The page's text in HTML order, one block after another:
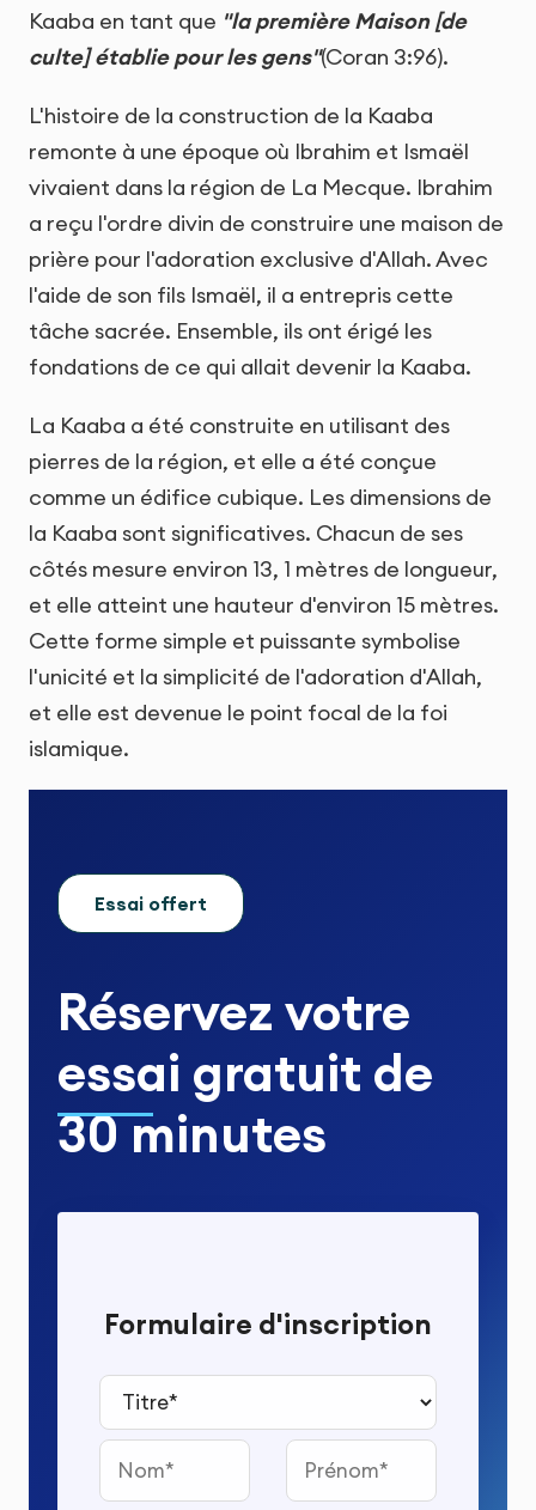
Kaaba en tant que "la première Maison [de
culte] établie pour les gens"(Coran 3:96).
L'histoire de la construction de la Kaaba
remonte à une époque où Ibrahim et Ismaël
vivaient dans la région de La Mecque. Ibrahim
a reçu l'ordre divin de construire une maison de
prière pour l'adoration exclusive d'Allah. Avec
l'aide de son fils Ismaël, il a entrepris cette
tâche sacrée. Ensemble, ils ont érigé les
fondations de ce qui allait devenir la Kaaba.
La Kaaba a été construite en utilisant des
pierres de la région, et elle a été conçue
comme un édifice cubique. Les dimensions de
la Kaaba sont significatives. Chacun de ses
côtés mesure environ 13, 1 mètres de longueur,
et elle atteint une hauteur d'environ 15 mètres.
Cette forme simple et puissante symbolise
l'unicité et la simplicité de l'adoration d'Allah,
et elle est devenue le point focal de la foi
islamique.
Essai offert
Réservez votre
essai gratuit de
30 minutes
Formulaire d'inscription
Titre*
Nom Prénom